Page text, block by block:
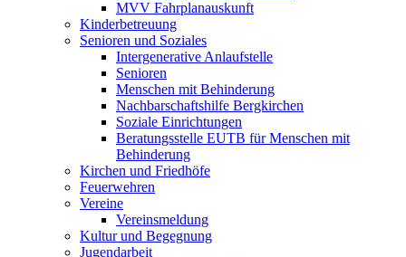
MVV Fahrplanauskunft
Kinderbetreuung
Senioren und Soziales
Intergenerative Anlaufstelle
Senioren
Menschen mit Behinderung
Nachbarschaftshilfe Bergkirchen
Soziale Einrichtungen
Beratungsstelle EUTB für Menschen mit
Behinderung
Kirchen und Friedhöfe
Feuerwehren
Vereine
Vereinsmeldung
Kultur und Begegnung
Jugendarbeit